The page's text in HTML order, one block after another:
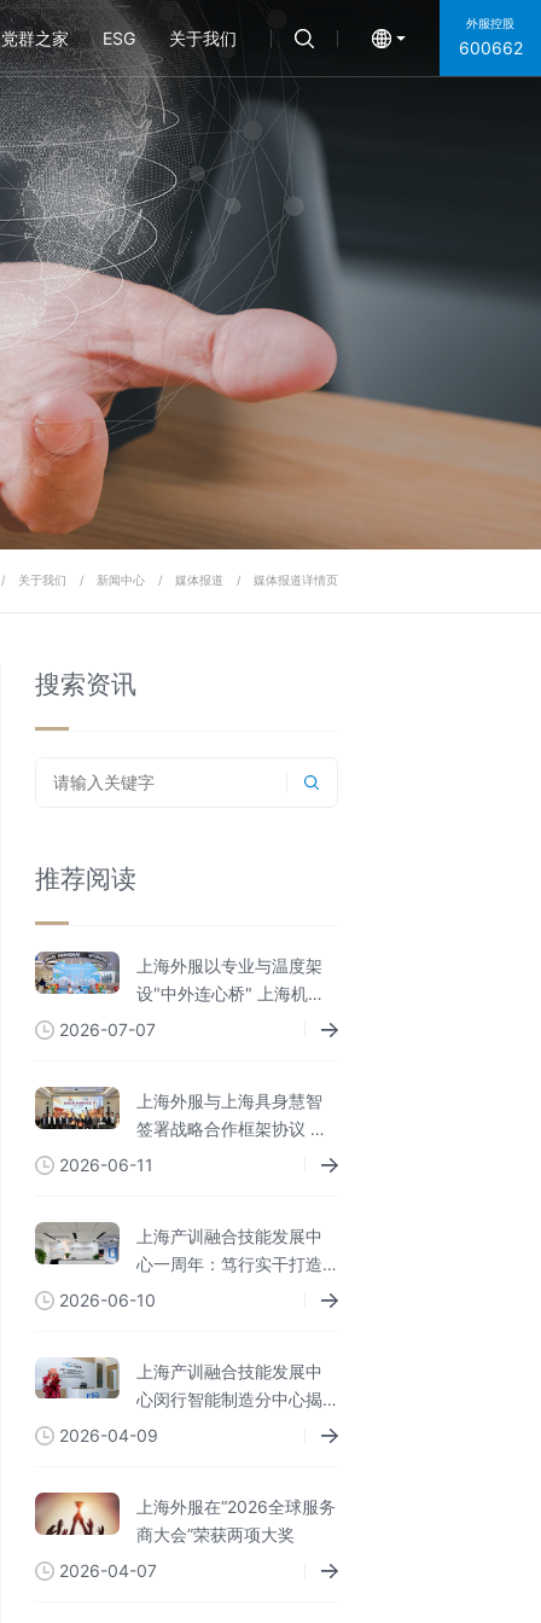
党群之家 ESG 关于我们
外服控股
600662
/ 关于我们 / 新闻中心 / 媒体报道 / 媒体报道详情页
搜索资讯
推荐阅读
上海外服以专业与温度架
设"中外连心桥" 上海机场
外籍人员一站式综合服务
2026-07-07
上海外服与上海具身慧智
签署战略合作框架协议 共
探人机协同未来新范式
2026-06-11
上海产训融合技能发展中
心一周年：笃行实干打造
全链条闭环 专业实践赋能
2026-06-10
上海产训融合技能发展中
心闵行智能制造分中心揭
牌成立
2026-04-09
上海外服在“2026全球服务
商大会”荣获两项大奖
2026-04-07